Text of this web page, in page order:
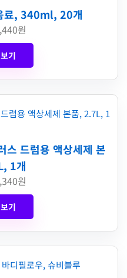
료, 340ml, 20개
원
기
스 드럼용 액상세제 본
1개
원
기